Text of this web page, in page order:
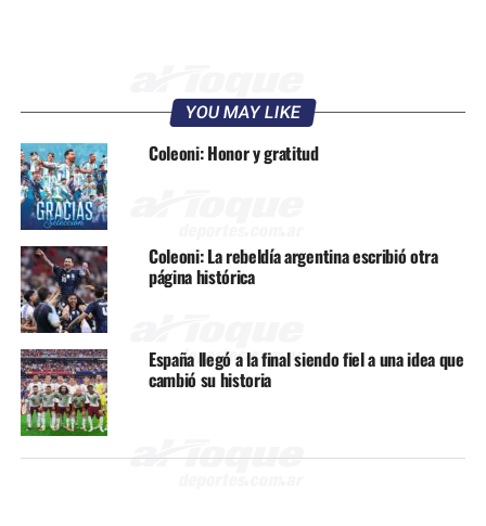
YOU MAY LIKE
Coleoni: Honor y gratitud
Coleoni: La rebeldía argentina escribió otra
página histórica
España llegó a la final siendo fiel a una idea que
cambió su historia